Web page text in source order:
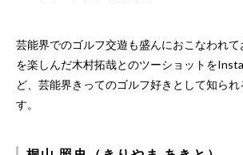
芸能界でのゴルフ交遊も盛んにおこなわれ
を楽しんだ木村拓哉とのツーショットを
ど、芸能界きってのゴルフ好きとして知ら
す。